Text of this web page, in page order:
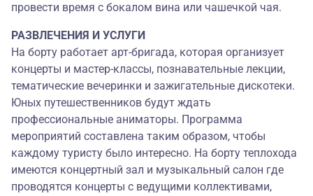
провести время с бокалом вина или чашечкой чая.
РАЗВЛЕЧЕНИЯ И УСЛУГИ
На борту работает арт-бригада, которая организует
концерты и мастер-классы, познавательные лекции,
тематические вечеринки и зажигательные дискотеки.
Юных путешественников будут ждать
профессиональные аниматоры. Программа
мероприятий составлена таким образом, чтобы
каждому туристу было интересно. На борту теплохода
имеются концертный зал и музыкальный салон где
проводятся концерты с ведущими коллективами,